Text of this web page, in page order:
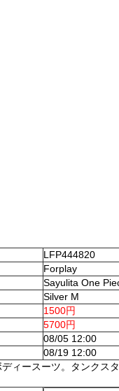
LFP444820
Forplay
Sayulita One
Silver M
1500円
5700円
08/05 12:00
08/19 12:00
ィースーツ。タンクス